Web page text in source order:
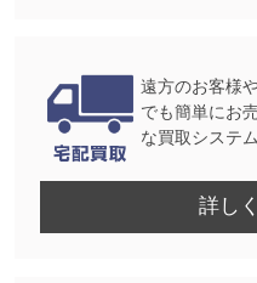
遠方のお客様
でも簡単にお
な買取システ
詳し